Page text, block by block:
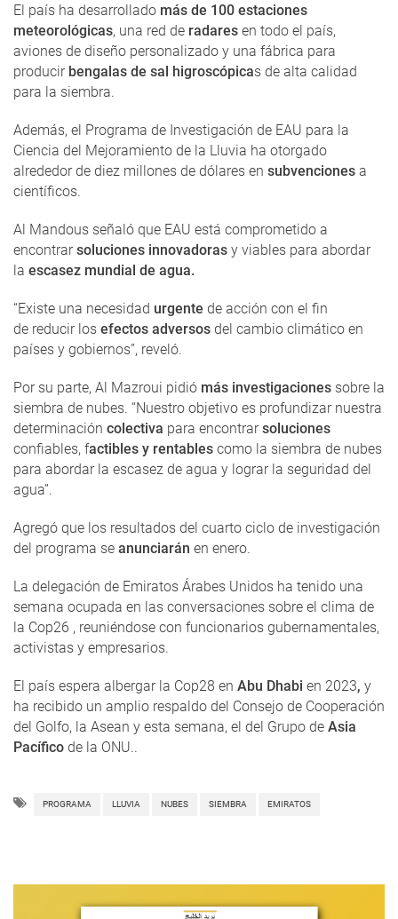
El país ha desarrollado más de 100 estaciones
meteorológicas, una red de radares en todo el país,
aviones de diseño personalizado y una fábrica para
producirbengalas de sal higroscópicas de alta calidad
para la siembra.
Además, el Programa de Investigación de EAU para la
Ciencia del Mejoramiento de la Lluvia ha otorgado
alrededor de diez millones de dólares en subvenciones a
científicos.
Al Mandous señaló que EAU está comprometido a
encontrarsoluciones innovadoras y viables para abordar
la escasez mundial de agua.
“Existe una necesidad urgente de acción con el fin
de reducir los efectos adversos del cambio climático en
países y gobiernos”, reveló.
Por su parte, Al Mazroui pidió más investigaciones sobre la
siembra de nubes. “Nuestro objetivo es profundizar nuestra
determinación colectiva para encontrarsoluciones
confiables, factibles y rentables como la siembra de nubes
para abordar la escasez de agua y lograr la seguridad del
agua”.
Agregó que los resultados del cuarto ciclo de investigación
del programa se anunciarán en enero.
La delegación de Emiratos Árabes Unidos ha tenido una
semana ocupada en las conversaciones sobre el clima de
la Cop26 , reuniéndose con funcionarios gubernamentales,
activistas y empresarios.
El país espera albergar la Cop28 en Abu Dhabi en 2023, y
ha recibido un amplio respaldo del Consejo de Cooperación
del Golfo, la Asean y esta semana, el del Grupo de Asia
Pacífico de la ONU..
PROGRAMA LLUVIA NUBES SIEMBRA EMIRATOS